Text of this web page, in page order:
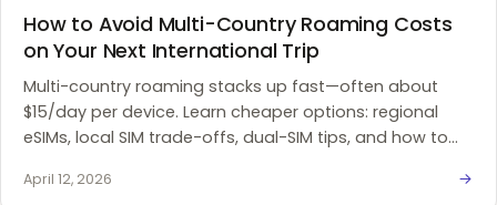
How to Avoid Multi-Country Roaming Costs
on Your Next International Trip
Multi-country roaming stacks up fast—often about
$15/day per device. Learn cheaper options: regional
eSIMs, local SIM trade-offs, dual-SIM tips, and how to
April 12, 2026